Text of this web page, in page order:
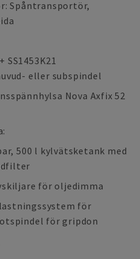
Spåntransportör,
SS1453K21
eller subspindel
Nova Axfix 52
500 l kylvätsketank med
för oljedimma
för
för gripdon